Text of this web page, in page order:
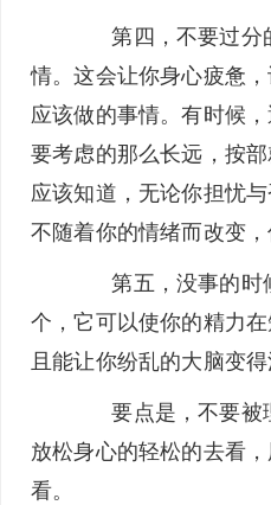
第四，不要过分
情。这会让你身心疲惫
应该做的事情。有时候
要考虑的那么长远，按
应该知道，无论你担忧
不随着你的情绪而改变，
第五，没事的时
个，它可以使你的精力
且能让你纷乱的大脑变得
要点是，不要被
放松身心的轻松的去看
看。